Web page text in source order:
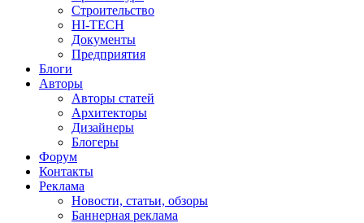
Строительство
HI-TECH
Документы
Предприятия
Блоги
Авторы
Авторы статей
Архитекторы
Дизайнеры
Блогеры
Форум
Контакты
Реклама
Новости, статьи, обзоры
Баннерная реклама